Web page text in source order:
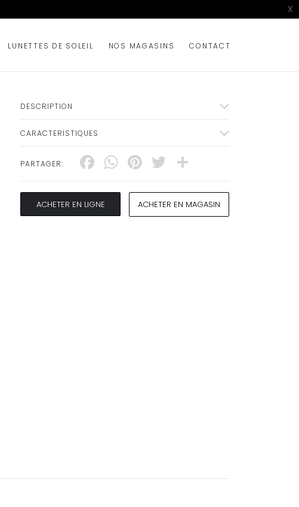
X
LUNETTES DE SOLEIL NOS MAGASINS CONTACT
DESCRIPTION
CARACTERISTIQUES
PARTAGER: Facebook
WhatsApp
Pinterest
Twitter
ACHETER EN LIGNE ACHETER EN MAGASIN